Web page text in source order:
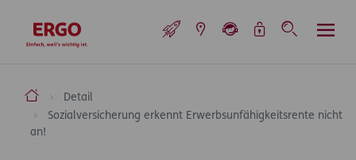
zur Startseite
ERGO Versicherung Aktiengesellschaft
Detail
Sozialversicherung erkennt Erwerbsunfähigkeitsrente nicht
an!